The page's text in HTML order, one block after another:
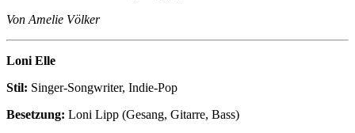
Von Amelie Völker
Loni Elle
Stil: Singer-Songwriter, Indie-Pop
Besetzung: Loni Lipp (Gesang, Gitarre, Bass)